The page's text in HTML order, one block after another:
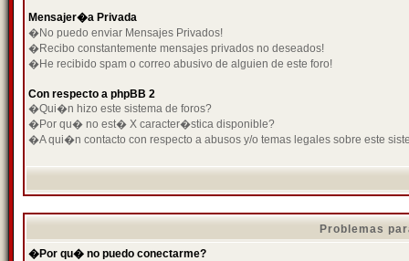
Mensajer�a Privada
�No puedo enviar Mensajes Privados!
�Recibo constantemente mensajes privados no deseados!
�He recibido spam o correo abusivo de alguien de este foro!
Con respecto a phpBB 2
�Qui�n hizo este sistema de foros?
�Por qu� no est� X caracter�stica disponible?
�A qui�n contacto con respecto a abusos y/o temas legales sobre este
Problemas
�Por qu� no puedo conectarme?